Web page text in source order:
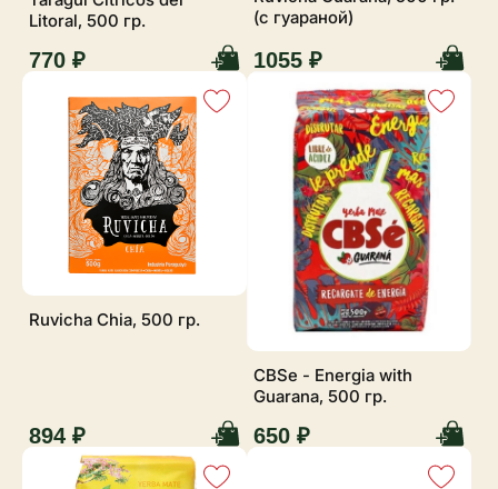
Litoral, 500 гр.
770 ₽
(с гуараной)
1055 ₽
Ruvicha Chia, 500 гр.
894 ₽
CBSe - Energia with
Guarana, 500 гр.
650 ₽